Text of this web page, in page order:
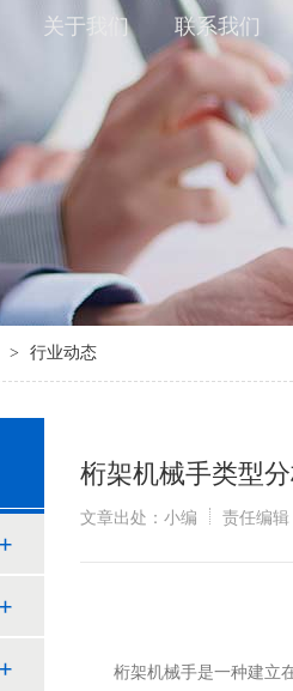
关于我们 联系我们
> 行业动态
桁架机械手类型
文章出处：小编 责任编
桁架机械手是一种建立在